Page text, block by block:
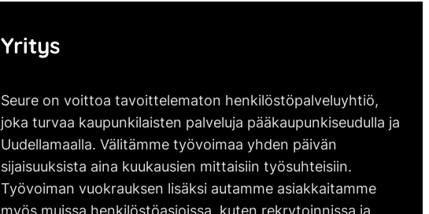
Yritys
Seure on voittoa tavoittelematon henkilöstöpalveluyhtiö,
joka turvaa kaupunkilaisten palveluja pääkaupunkiseudulla ja
Uudellamaalla. Välitämme työvoimaa yhden päivän
sijaisuuksista aina kuukausien mittaisiin työsuhteisiin.
Työvoiman vuokrauksen lisäksi autamme asiakkaitamme
myös muissa henkilöstöasioissa, kuten rekrytoinnissa ja